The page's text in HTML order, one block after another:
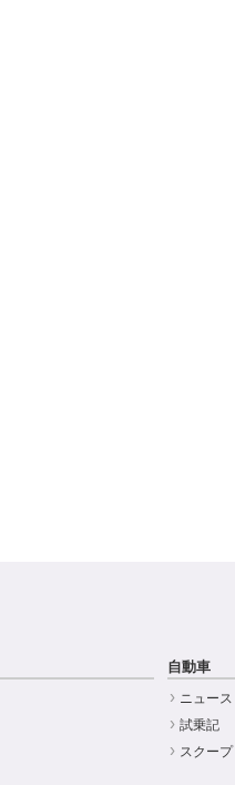
自動車
ニュース
試乗記
スクープ